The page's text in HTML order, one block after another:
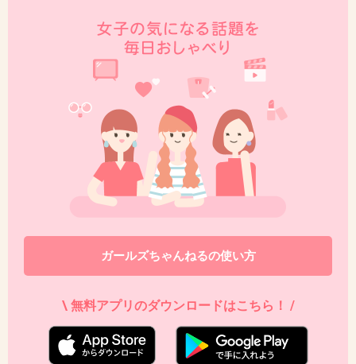
格闘技イベントにもいたなー
全然声張らないから聞きづらいので好きではな
というか世間一般の人気ぶりが元々理解できな
週刊誌や他のサイトなど見ないので、ここでし
か知らないけれど
ガールズちゃんねるの使い方
\ 無料アプリのダウンロードはこちら！ /